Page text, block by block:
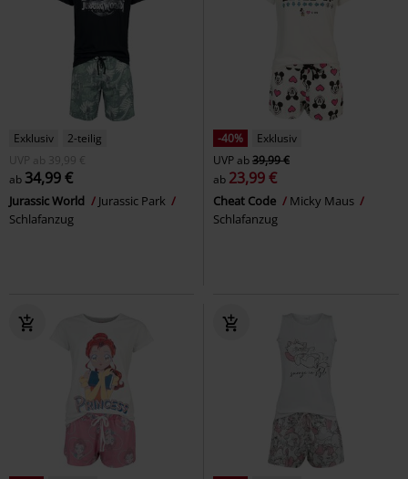
Exklusiv
2-teilig
UVP
ab
39,99 €
ab 34,99 €
Jurassic World
Jurassic Park
Schlafanzug
-40%
Exklusiv
UVPab39,99 €
ab 23,99 €
Cheat Code
Micky Maus
Schlafanzug